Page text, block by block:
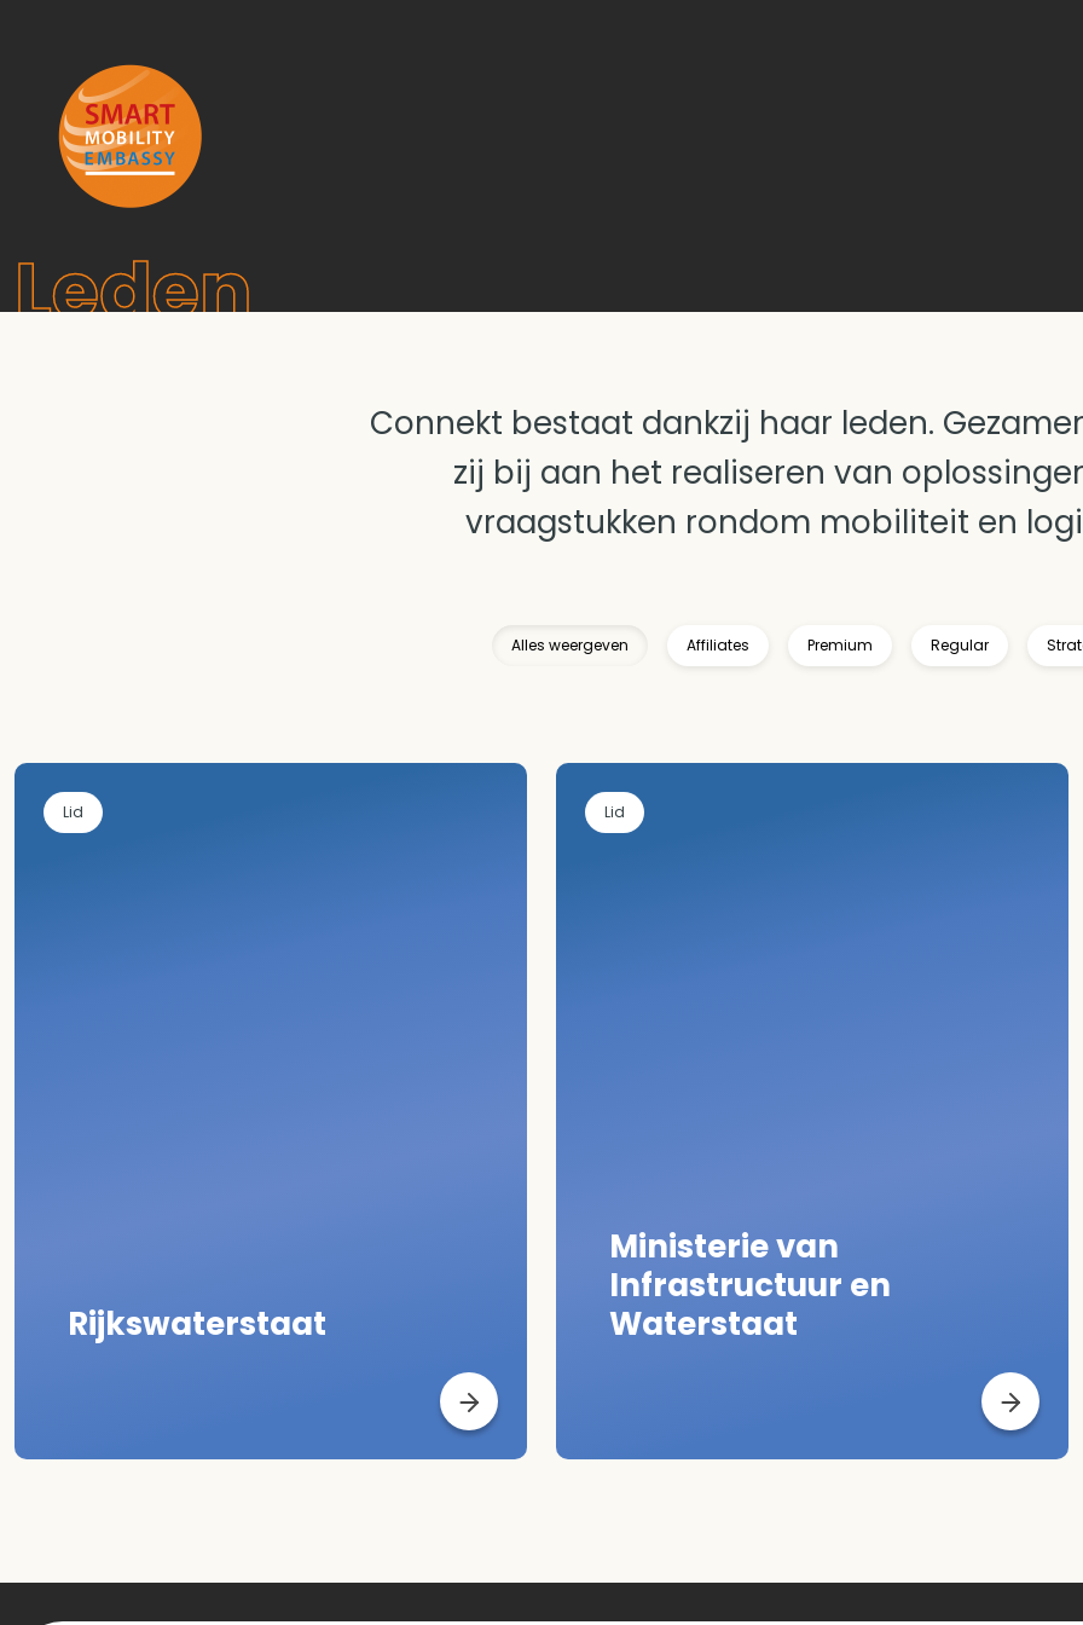
Leden
Connekt bestaat dankzij haar leden.
zij bij aan het realiseren van
vraagstukken rondom mobiliteit en
Alles weergeven Affiliates Premium Regular
Lid
Rijkswaterstaat
Lid
Ministerie van
Infrastructuur en
Waterstaat